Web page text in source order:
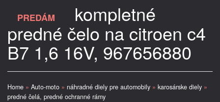
PREDÁM kompletné
predné čelo na citroen c4
B7 1,6 16V, 967656880
Home » Auto-moto » náhradné diely pre automobily » karosárske diely »
predné čelá, predné ochranné rámy